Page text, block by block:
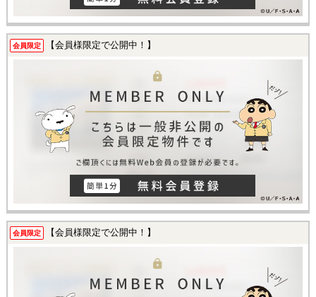
会員限定 【会員様限定で公開中！】
会員限定 【会員様限定で公開中！】